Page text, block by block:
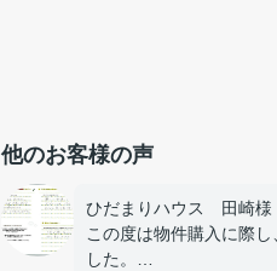
他のお客様の声
ひだまりハウス 田崎様
この度は物件購入に際
した。